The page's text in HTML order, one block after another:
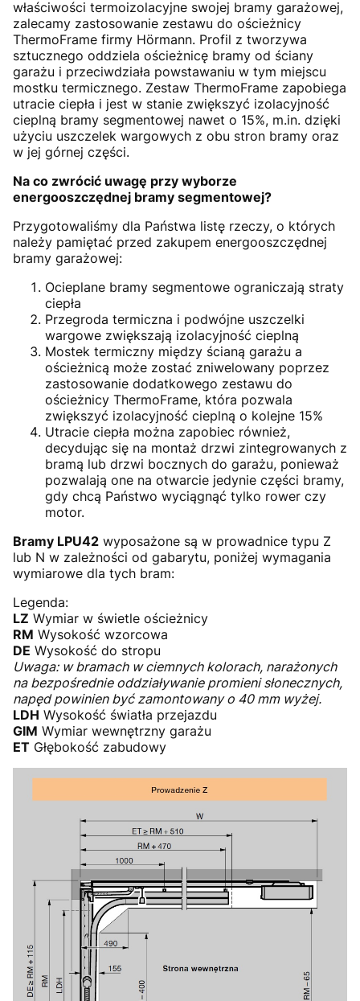
właściwości termoizolacyjne swojej bramy garażowej,
zalecamy zastosowanie zestawu do ościeżnicy
ThermoFrame firmy Hörmann. Profil z tworzywa
sztucznego oddziela ościeżnicę bramy od ściany
garażu i przeciwdziała powstawaniu w tym miejscu
mostku termicznego. Zestaw ThermoFrame zapobiega
utracie ciepła i jest w stanie zwiększyć izolacyjność
cieplną bramy segmentowej nawet o 15%, m.in. dzięki
użyciu uszczelek wargowych z obu stron bramy oraz
w jej górnej części.
Na co zwrócić uwagę przy wyborze
energooszczędnej bramy segmentowej?
Przygotowaliśmy dla Państwa listę rzeczy, o których
należy pamiętać przed zakupem energooszczędnej
bramy garażowej:
Ocieplane bramy segmentowe ograniczają straty
ciepła
Przegroda termiczna i podwójne uszczelki
wargowe zwiększają izolacyjność cieplną
Mostek termiczny między ścianą garażu a
ościeżnicą może zostać zniwelowany poprzez
zastosowanie dodatkowego zestawu do
ościeżnicy ThermoFrame, która pozwala
zwiększyć izolacyjność cieplną o kolejne 15%
Utracie ciepła można zapobiec również,
decydując się na montaż drzwi zintegrowanych z
bramą lub drzwi bocznych do garażu, ponieważ
pozwalają one na otwarcie jedynie części bramy,
gdy chcą Państwo wyciągnąć tylko rower czy
motor.
Bramy LPU42 wyposażone są w prowadnice typu Z
lub N w zależności od gabarytu, poniżej wymagania
wymiarowe dla tych bram:
Legenda:
LZ Wymiar w świetle ościeżnicy
RM Wysokość wzorcowa
DE Wysokość do stropu
Uwaga: w bramach w ciemnych kolorach, narażonych
na bezpośrednie oddziaływanie promieni słonecznych,
napęd powinien być zamontowany o 40 mm wyżej.
LDH Wysokość światła przejazdu
GIM Wymiar wewnętrzny garażu
ET Głębokość zabudowy